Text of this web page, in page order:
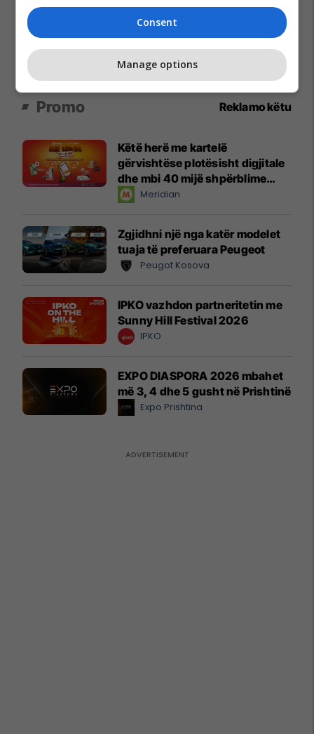
Promo Reklamo këtu
Këtë herë me kartelë
gërvishtëse plotësisht digjitale
dhe mbi 40 mijë shpërblime
instant!Meridian
Zgjidhni një nga katër modelet
tuaja të preferuara Peugeot
Peugot Kosova
IPKO vazhdon partneritetin me
Sunny Hill Festival 2026
IPKO
EXPO DIASPORA 2026 mbahet
më 3, 4 dhe 5 gusht në Prishtinë
Expo Prishtina
Consent
Manage options